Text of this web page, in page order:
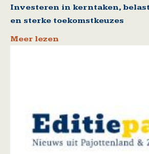
Investeren in kerntaken,
en sterke toekomstkeuzes
Meer lezen